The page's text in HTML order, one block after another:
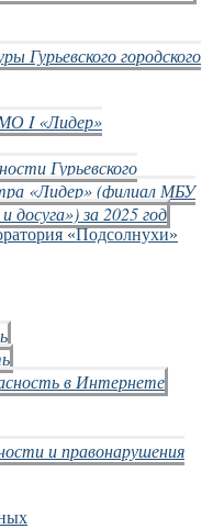
Гурьевского городского
I «Лидер»
Гурьевского
«Лидер» (филиал МБУ
досуга») за 2025 год
«Подсолнухи»
в Интернете
и правонарушения